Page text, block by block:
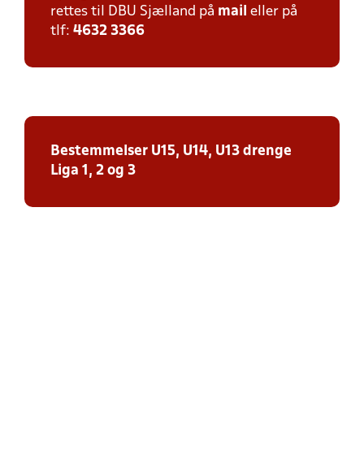
rettes til DBU Sjælland på mail eller på
tlf: 4632 3366
Bestemmelser U15, U14, U13 drenge
Liga 1, 2 og 3